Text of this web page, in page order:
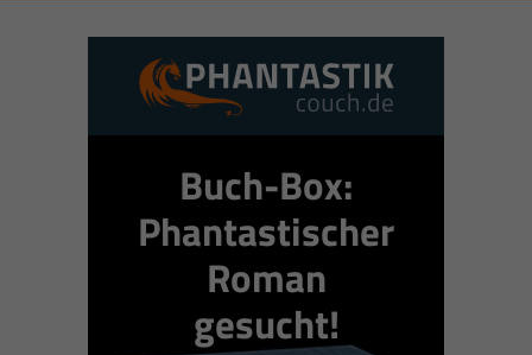
Buch-Box:
Phantastischer
Roman
gesucht!